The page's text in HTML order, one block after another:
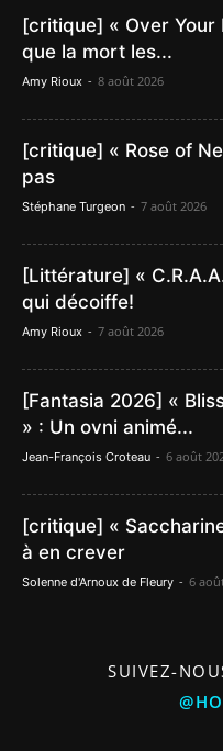
[critique] « Over Your
que la mort les...
Amy Rioux - 8 août 2026
[critique] « Rose of
pas
Stéphane Turgeon - 7 août 2026
[Littérature] «
qui décoiffe!
Amy Rioux - 7 août 2026
[Fantasia 2026] «
» : Un ovni animé...
Jean-François Croteau - 6 août
[critique] «
à en crever
Solenne d'Arnoux de Fleury - 6
SUIVEZ-